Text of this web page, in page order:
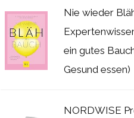
Nie wieder
ein gutes
Gesund essen)
NORDWISE